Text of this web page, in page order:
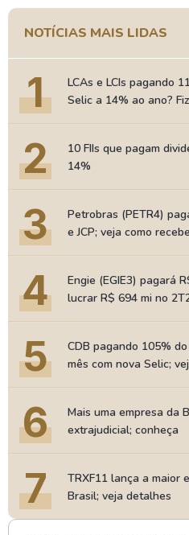
NOTÍCIAS MAIS LIDAS
1
LCAs e LCIs pagando
Selic a 14% ao ano?
2
10 FIIs que pagam
14%
3
Petrobras (PETR4)
e JCP; veja como
4
Engie (EGIE3) pagará
lucrar R$ 694 mi no
5
CDB pagando 105%
mês com nova Selic;
6
Mais uma empresa da
extrajudicial; conheça
7
TRXF11 lança a maior
Brasil; veja detalhes